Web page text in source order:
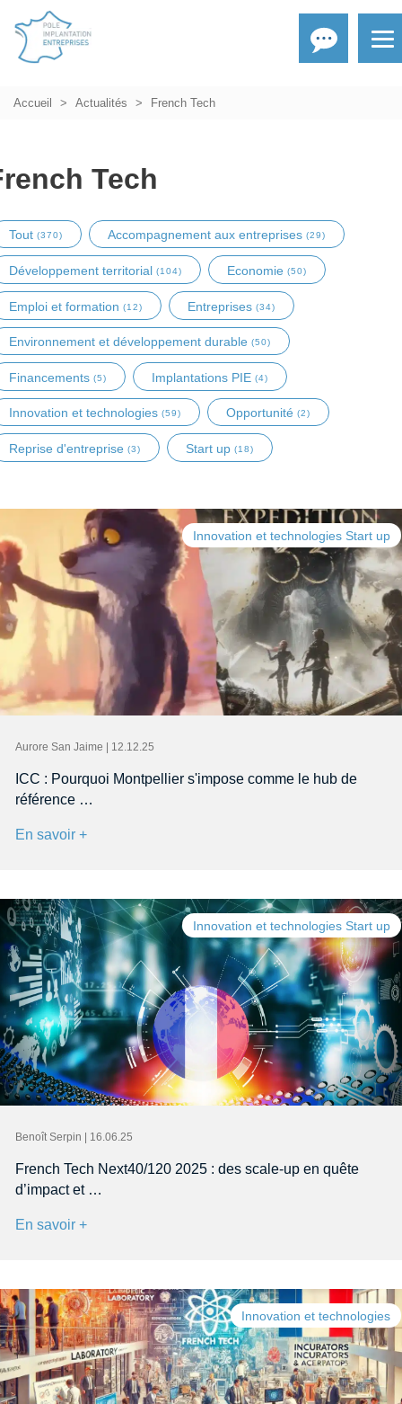
Accueil Actualités French Tech
Tech
Tout (370) Accompagnement aux entreprises (29)
Développement territorial (104) Economie (50)
Emploi et formation (12) Entreprises (34)
Environnement et développement durable (50)
Financements (5) Implantations PIE (4)
Innovation et technologies (59) Opportunité (2)
Reprise d'entreprise (3) Start up (18)
Innovation et technologies Start up
Aurore San Jaime | 12.12.25
ICC : Pourquoi Montpellier s'impose comme le hub de
référence …
En savoir +
Innovation et technologies Start up
Benoît Serpin | 16.06.25
French Tech Next40/120 2025 : des scale-up en quête
d’impact et …
En savoir +
Innovation et technologies